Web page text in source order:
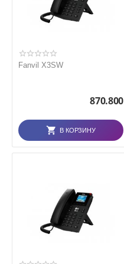
Fanvil X3SW
870.800
В КОРЗИНУ